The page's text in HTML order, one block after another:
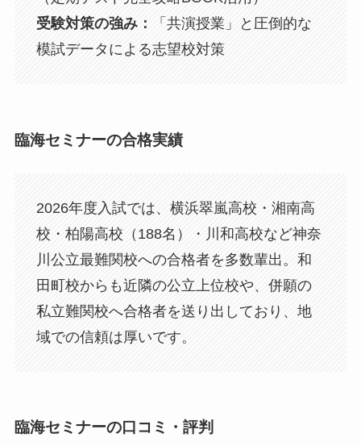
受験対策の強み：
「共演授業」と圧倒的な
模試データによる志望校対策
臨海セミナーの合格実績
2026年度入試では、横浜翠嵐高校・湘南高
校・柏陽高校（188名）・川和高校など神奈
川公立最難関校への合格者を多数輩出。和
田町校からも近隣の公立上位校や、併願の
私立難関校へ合格者を送り出しており、地
域での信頼は厚いです。
臨海セミナーの口コミ・評判